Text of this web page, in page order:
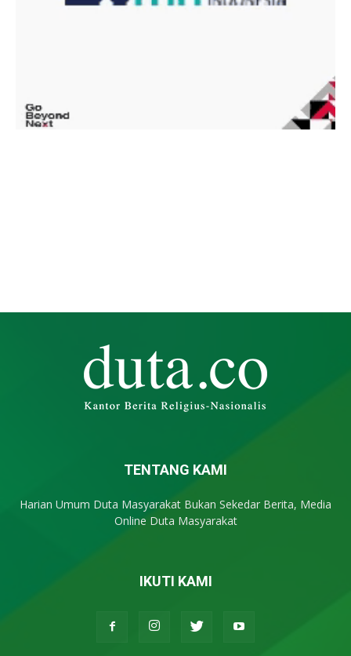
TENTANG KAMI
Harian Umum Duta Masyarakat Bukan Sekedar Berita, Media
Online Duta Masyarakat
IKUTI KAMI